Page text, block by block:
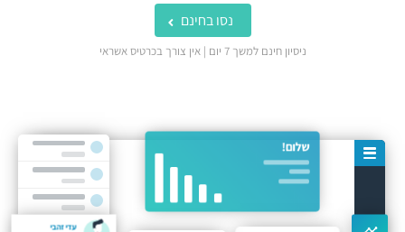
נסו בחינם
ניסיון חינם למשך 7 יום | אין צורך בכרטיס אשראי
עדי זהבי